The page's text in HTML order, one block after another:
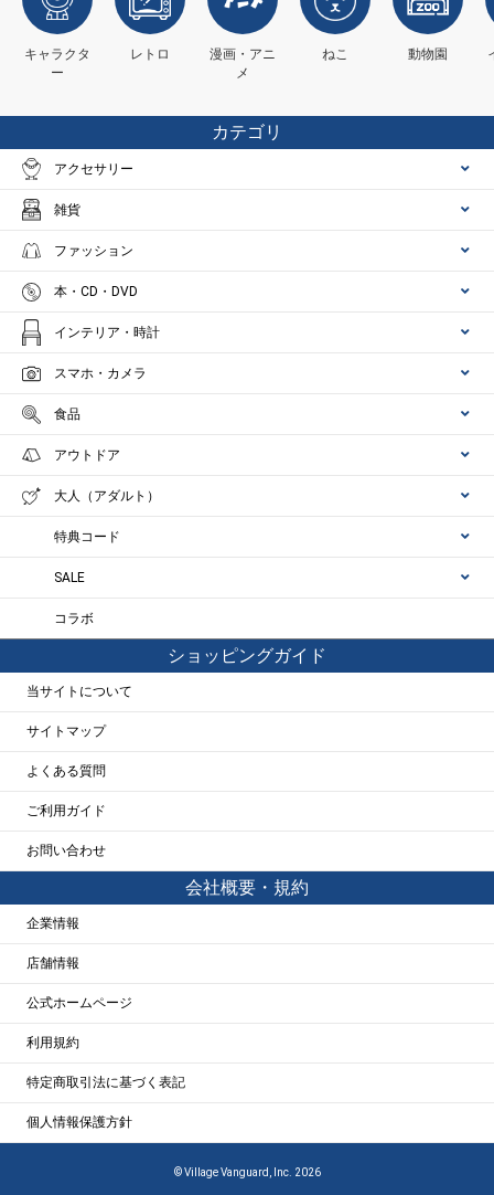
キャラクタ
ー
レトロ
漫画・アニ
メ
ねこ 動物園
カテゴリ
アクセサリー
雑貨
ファッション
本・CD・DVD
インテリア・時計
スマホ・カメラ
食品
アウトドア
大人（アダルト）
特典コード
SALE
コラボ
ショッピングガイド
当サイトについて
サイトマップ
よくある質問
ご利用ガイド
お問い合わせ
会社概要・規約
企業情報
店舗情報
公式ホームページ
利用規約
特定商取引法に基づく表記
個人情報保護方針
© Village Vanguard, Inc. 2026